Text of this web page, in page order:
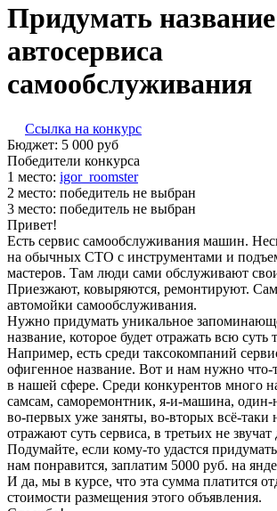
Придумать
автосервиса
самообслуживания
Ссылка на конкурс
Бюджет: 5 000 руб
Победители конкурса
1 место: igor­_ro­om­ster
2 место: победитель не выбран
3 место: победитель не выбран
Привет!
Есть сервис самообслуживания машин.
на обычных СТО с инструментами и
мастеров. Там люди сами обслуживают
Приезжают, ковыряются, ремонтируют.
автомойки самообслуживания.
Нужно придумать уникальное
название, которое будет отражать всю суть
Например, есть среди таксокомпаний
офигенное название. Вот и нам нужно что-
в нашей сфере. Среди конкурентов много
самсам, саморемонтник, я-и-машина,
во-первых уже заняты, во-вторых всё-таки
отражают суть сервиса, в третьих не
Подумайте, если кому-то удастся
нам понравится, заплатим 5000 руб. на
И да, мы в курсе, что эта сумма платится
стоимости размещения этого объявления.